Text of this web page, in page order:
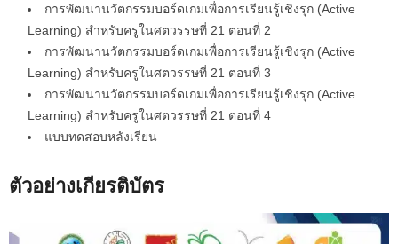
การพัฒนานวัตกรรมบอร์ดเกมเพื่อการเรียนรู้เชิงรุก (Active
Learning) สำหรับครูในศตวรรษที่ 21 ตอนที่ 2
การพัฒนานวัตกรรมบอร์ดเกมเพื่อการเรียนรู้เชิงรุก (Active
Learning) สำหรับครูในศตวรรษที่ 21 ตอนที่ 3
การพัฒนานวัตกรรมบอร์ดเกมเพื่อการเรียนรู้เชิงรุก (Active
Learning) สำหรับครูในศตวรรษที่ 21 ตอนที่ 4
แบบทดสอบหลังเรียน
ตัวอย่างเกียรติบัตร